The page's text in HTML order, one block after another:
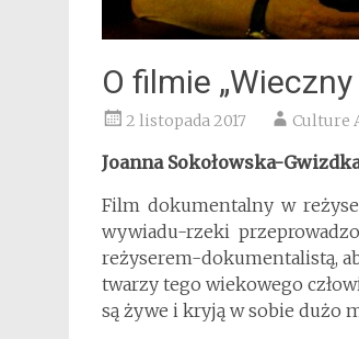
O filmie
2 listopada 2017 Culture
Joanna Sokołowska-
Film dokumentalny w
wywiadu-rzeki
reżyserem-dokumentalistą,
twarzy tego wiekowego
są żywe i kryją w sobie dużo